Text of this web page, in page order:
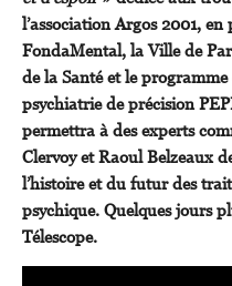
l’association Argos 2001,
FondaMental, la Ville de
de la Santé et le
psychiatrie de précision
permettra à des experts
Clervoy et Raoul Belzeaux
l’histoire et du futur des
psychique. Quelques jours
Télescope.